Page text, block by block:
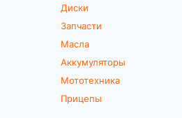
Диски
Запчасти
Масла
Аккумуляторы
Мототехника
Прицепы